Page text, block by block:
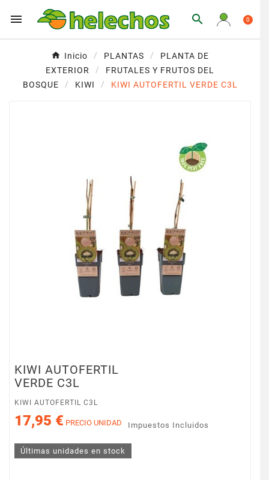
  0
Inicio PLANTAS
PLANTA DE
EXTERIOR
FRUTALES Y FRUTOS DEL
BOSQUE
KIWI KIWI AUTOFERTIL VERDE C3L
KIWI AUTOFERTIL
VERDE C3L
KIWI AUTOFERTIL C3L
17,95 € PRECIO UNIDAD Impuestos Incluidos
Últimas unidades en stock